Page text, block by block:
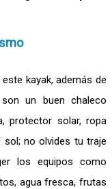
kayak, además de
un buen chaleco
protector solar, ropa
no olvides tu traje
los equipos como
agua fresca, frutas